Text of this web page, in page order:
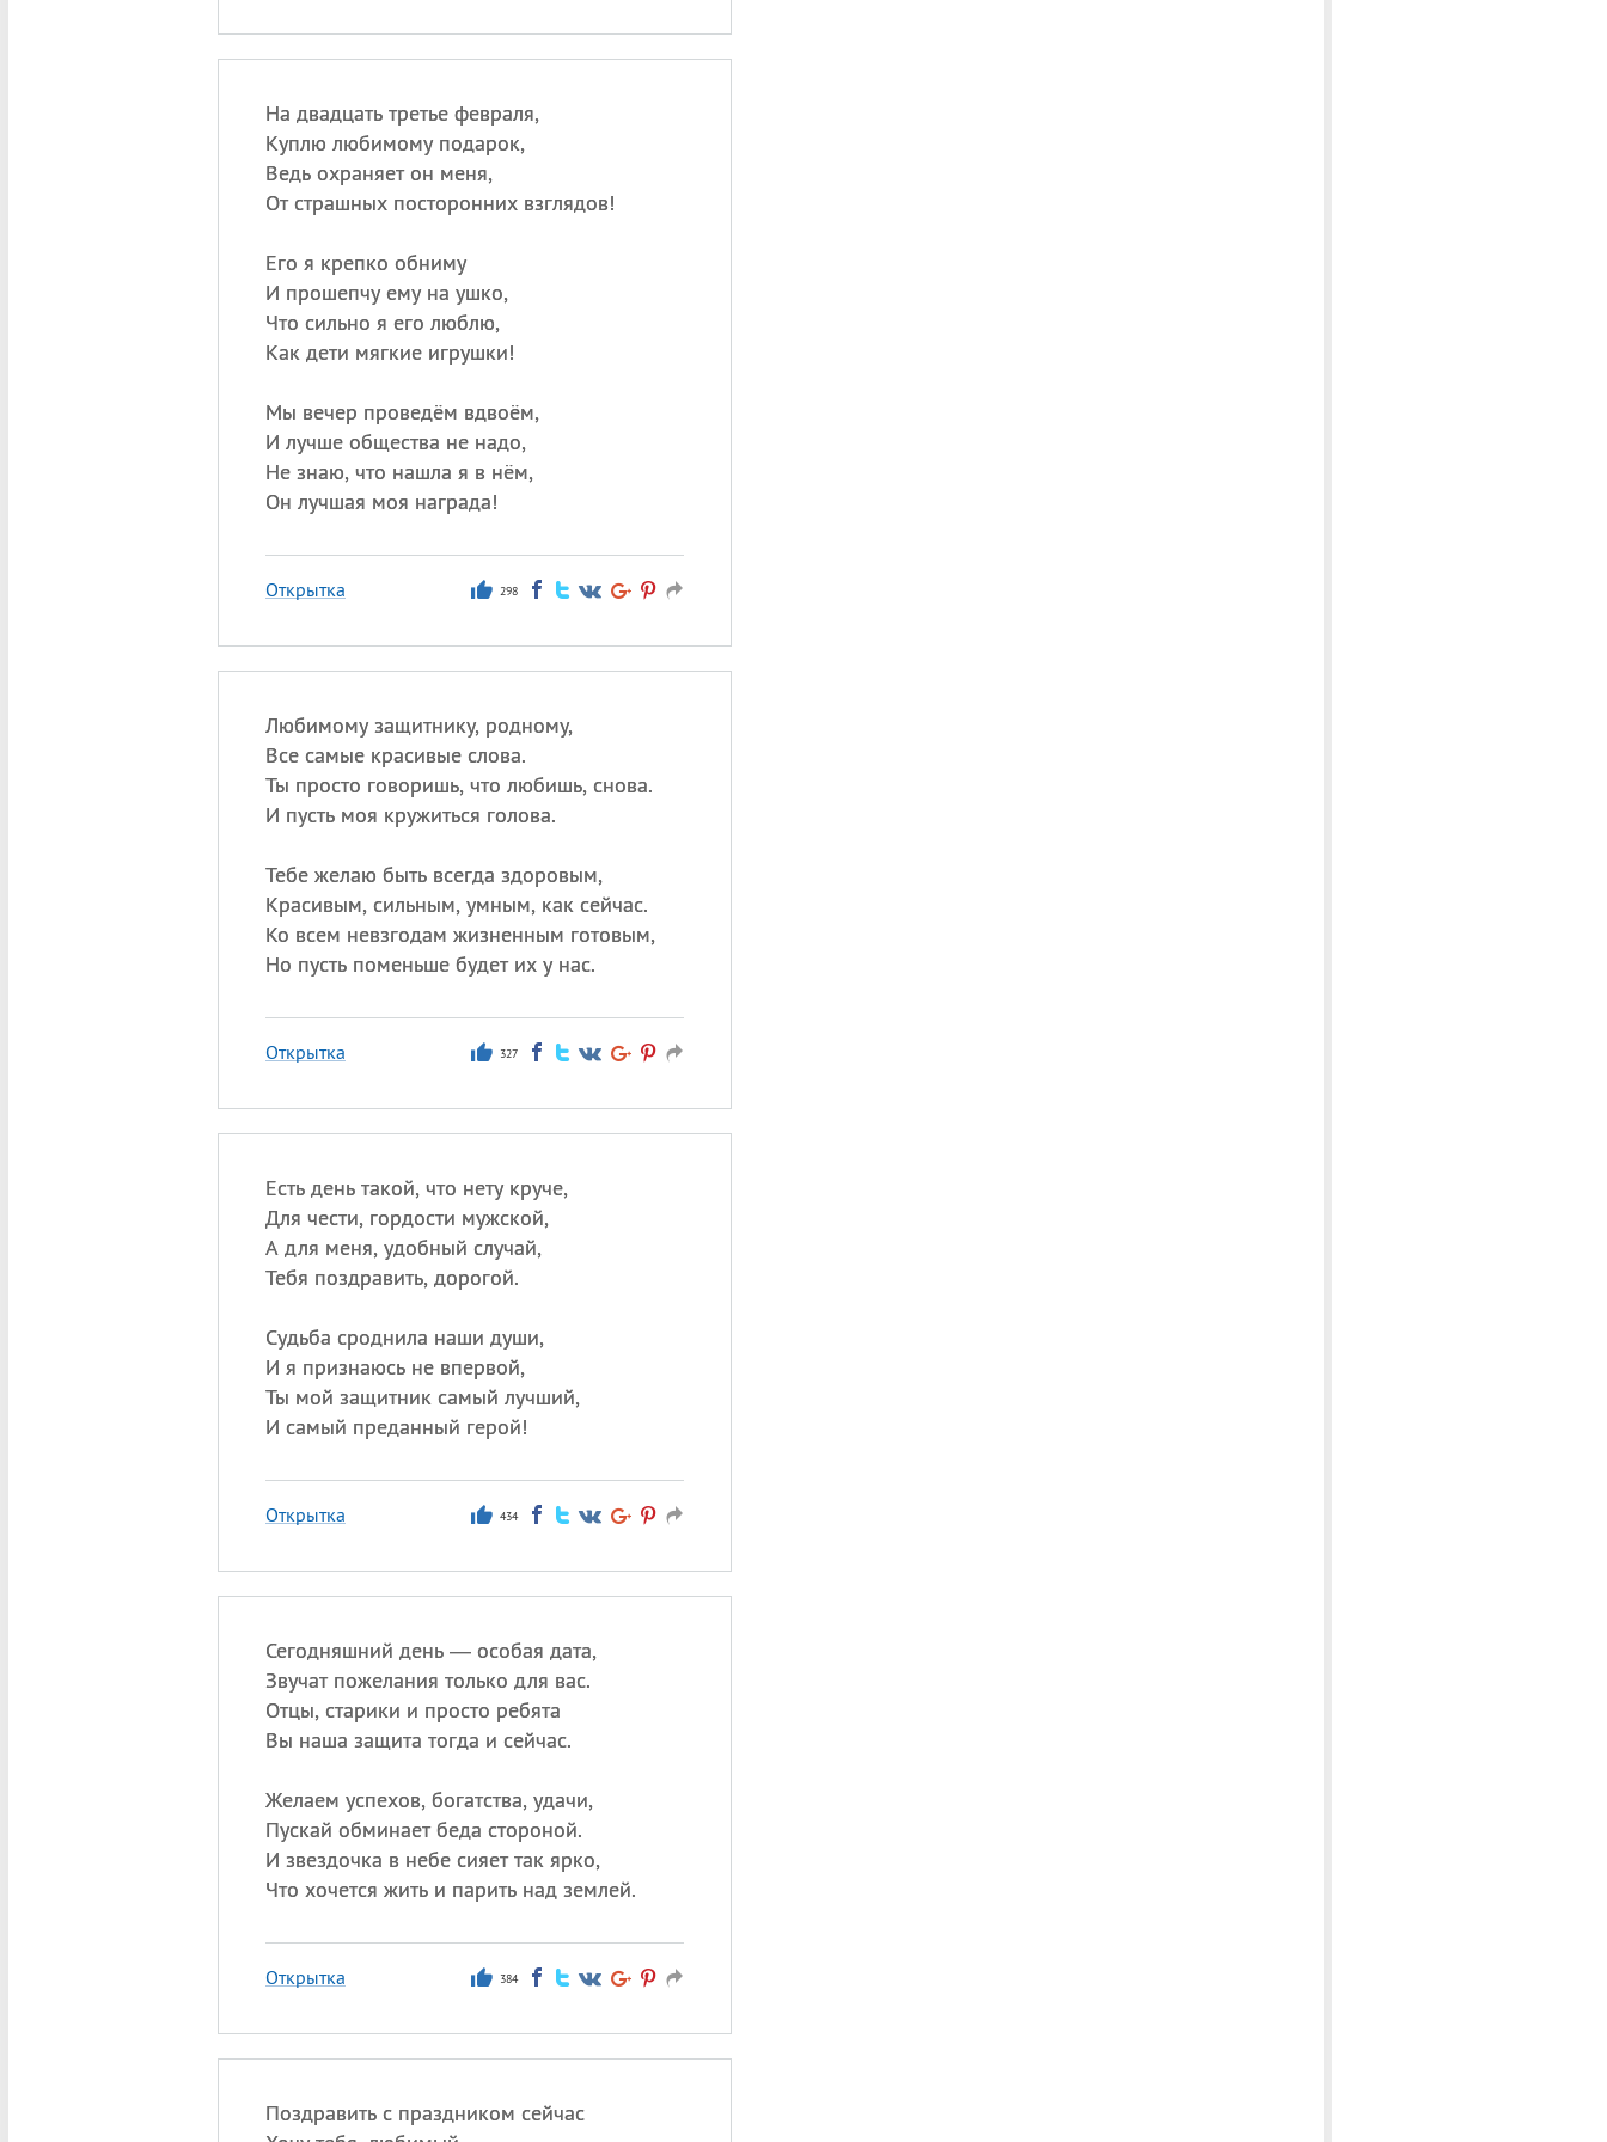
На двадцать третье февраля,
Куплю любимому подарок,
Ведь охраняет он меня,
От страшных посторонних взглядов!
Его я крепко обниму
И прошепчу ему на ушко,
Что сильно я его люблю,
Как дети мягкие игрушки!
Мы вечер проведём вдвоём,
И лучше общества не надо,
Не знаю, что нашла я в нём,
Он лучшая моя награда!
Открытка 298
Любимому защитнику, родному,
Все самые красивые слова.
Ты просто говоришь, что любишь, снова.
И пусть моя кружиться голова.
Тебе желаю быть всегда здоровым,
Красивым, сильным, умным, как сейчас.
Ко всем невзгодам жизненным готовым,
Но пусть поменьше будет их у нас.
Открытка 327
Есть день такой, что нету круче,
Для чести, гордости мужской,
А для меня, удобный случай,
Тебя поздравить, дорогой.
Судьба сроднила наши души,
И я признаюсь не впервой,
Ты мой защитник самый лучший,
И самый преданный герой!
Открытка 434
Сегодняшний день — особая дата,
Звучат пожелания только для вас.
Отцы, старики и просто ребята
Вы наша защита тогда и сейчас.
Желаем успехов, богатства, удачи,
Пускай обминает беда стороной.
И звездочка в небе сияет так ярко,
Что хочется жить и парить над землей.
Открытка 384
Поздравить с праздником сейчас